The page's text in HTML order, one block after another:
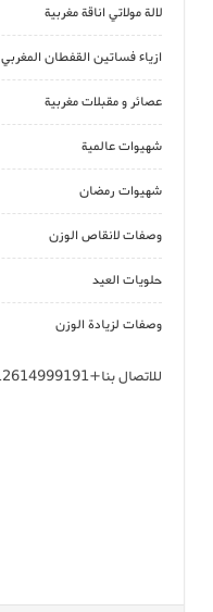
لالة مولاتي اناقة مغربية
ازياء فساتين القفطان المغربي
عصائر و مقبلات مغربية
شهيوات عالمية
شهيوات رمضان
وصفات لانقاص الوزن
حلويات العيد
وصفات لزيادة الوزن
للاتصال بنا+212614999191